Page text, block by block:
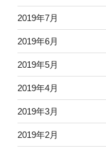
2019年7月
2019年6月
2019年5月
2019年4月
2019年3月
2019年2月